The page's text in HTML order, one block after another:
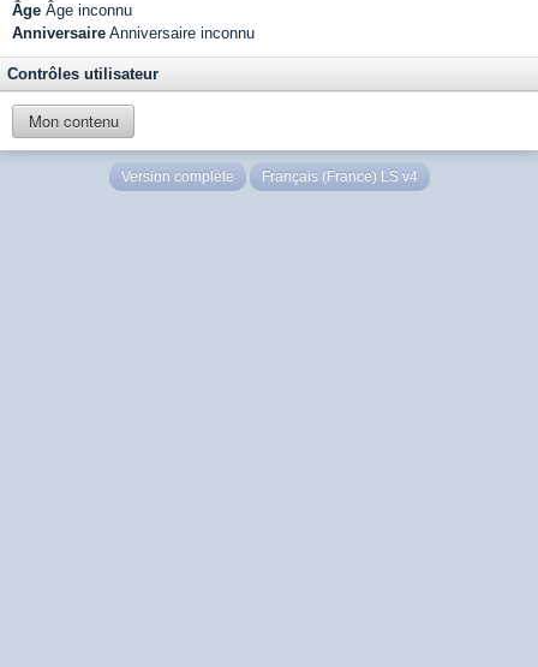
Âge Âge inconnu
Anniversaire Anniversaire inconnu
Contrôles utilisateur
Mon contenu
Version complète Français (France) LS v4